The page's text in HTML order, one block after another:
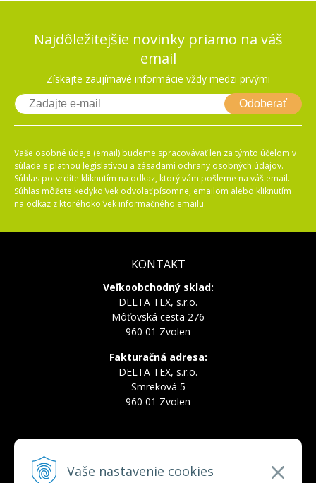
Vaše nastavenie cookies
Najdôležitejšie novinky priamo na váš
email
Získajte zaujímavé informácie vždy medzi prvými
Odoberať
Vaše osobné údaje (email) budeme spracovávať len za týmto účelom v
súlade s platnou legislatívou a zásadami ochrany osobných údajov.
Súhlas potvrdíte kliknutím na odkaz, ktorý vám pošleme na váš email.
Súhlas môžete kedykoľvek odvolať písomne, emailom alebo kliknutím
na odkaz z ktoréhokoľvek informačného emailu.
KONTAKT
Veľkoobchodný sklad:
DELTA TEX, s.r.o.
Môťovská cesta 276
960 01 Zvolen
Fakturačná adresa:
DELTA TEX, s.r.o.
Smreková 5
960 01 Zvolen
Tel.:+421 910 228 822